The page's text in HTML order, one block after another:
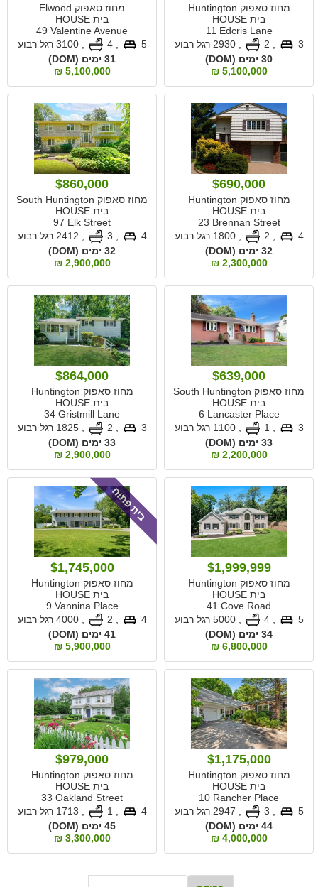
מחוז סאפוק Huntington
בית HOUSE
11 Edcris Lane
3
,2930 רגל רבוע
30 ימים (DOM)
5,100,000 ₪
מחוז סאפוק Elwood
בית HOUSE
49 Valentine Avenue
5
, 4
,3100 רגל רבוע
31 ימים (DOM)
5,100,000 ₪
$690,000
מחוז סאפוק Huntington
בית HOUSE
23 Brennan Street
4
,1800 רגל רבוע
32 ימים (DOM)
2,300,000 ₪
$860,000
מחוז סאפוק South Huntington
בית HOUSE
97 Elk Street
4
2412 רגל רבוע
32 ימים (DOM)
2,900,000 ₪
$639,000
מחוז סאפוק South Huntington
בית HOUSE
6 Lancaster Place
3
,1100 רגל רבוע
33 ימים (DOM)
2,200,000 ₪
$864,000
מחוז סאפוק Huntington
בית HOUSE
34 Gristmill Lane
3
,1825 רגל רבוע
33 ימים (DOM)
2,900,000 ₪
$1,999,999
מחוז סאפוק Huntington
בית HOUSE
41 Cove Road
5
, 4
,5000 רגל רבוע
34 ימים (DOM)
6,800,000 ₪
בית פתוח
$1,745,000
מחוז סאפוק Huntington
בית HOUSE
9 Vannina Place
4
,4000 רגל רבוע
41 ימים (DOM)
5,900,000 ₪
$1,175,000
מחוז סאפוק Huntington
בית HOUSE
10 Rancher Place
5
2947 רגל רבוע
44 ימים (DOM)
4,000,000 ₪
$979,000
מחוז סאפוק Huntington
בית HOUSE
33 Oakland Street
4
1713 רגל רבוע
45 ימים (DOM)
3,300,000 ₪